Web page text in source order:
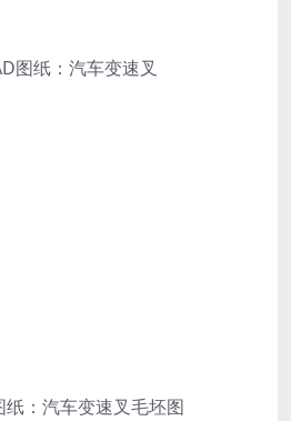
图纸：汽车变速叉
纸：汽车变速叉毛坯图